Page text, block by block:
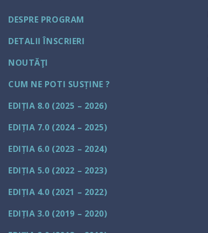
DESPRE PROGRAM
DETALII ÎNSCRIERI
NOUTĂŢI
CUM NE POTI SUSȚINE ?
EDIȚIA 8.0 (2025 – 2026)
EDIȚIA 7.0 (2024 – 2025)
EDIȚIA 6.0 (2023 – 2024)
EDIȚIA 5.0 (2022 – 2023)
EDIȚIA 4.0 (2021 – 2022)
EDIȚIA 3.0 (2019 – 2020)